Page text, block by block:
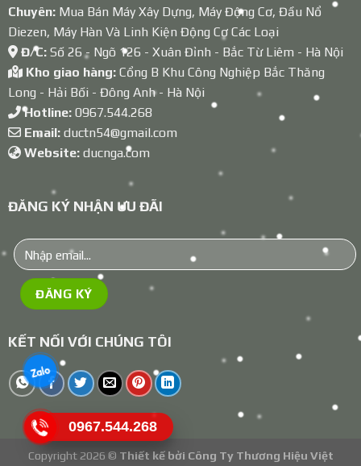
Chuyên:Mua Bán Máy Xây Dựng, Máy Động Cơ, Đầu Nổ
Diezen, Máy Hàn Và Linh Kiện Động Cơ Các Loại
Đ/C: Số 26 - Ngõ 126 - Xuân Đỉnh - Bắc Từ Liêm - Hà Nội
Kho giao hàng: Cổng B Khu Công Nghiệp Bắc Thăng
Long - Hải Bối - Đông Anh - Hà Nội
Hotline: 0967.544.268
Email: ductn54@gmail.com
Website: ducnga.com
ĐĂNG KÝ NHẬN ƯU ĐÃI
KẾT NỐI VỚI CHÚNG TÔI
Copyright 2026 © Thiết kế bởi Công Ty Thương Hiệu Việt
0967.544.268